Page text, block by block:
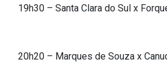
Nota Fiscal Eletrônica
Portal do Cidadão
19h30 – Santa Clara do Sul x
20h20 – Marques de Souza x